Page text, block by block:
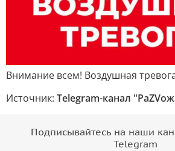
Внимание всем! Воздушная
Источник: Telegram-канал
Подписывайтесь на наши
Telegram